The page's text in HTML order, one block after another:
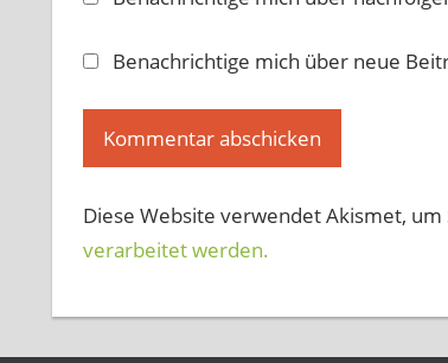
Benachrichtige mich über neue
Diese Website verwendet Akismet,
verarbeitet werden.